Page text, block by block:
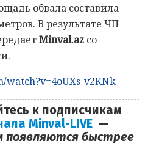
обвала составила
В результате ЧП
Minval.az со
v2KNk
к подписчикам
Minval-LIVE —
появляются быстрее